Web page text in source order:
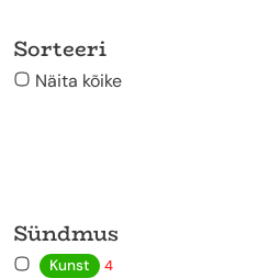
Sorteeri
Näita kõike
Sündmus
Kunst
4